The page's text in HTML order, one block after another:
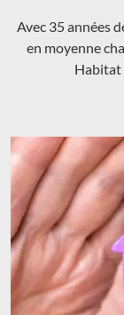
Avec 35 années
en moyenne
Habitat